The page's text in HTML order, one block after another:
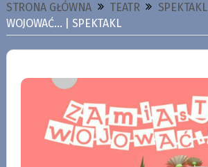
STRONA GŁÓWNA TEATR SPEKTAKL
WOJOWAĆ… | SPEKTAKL